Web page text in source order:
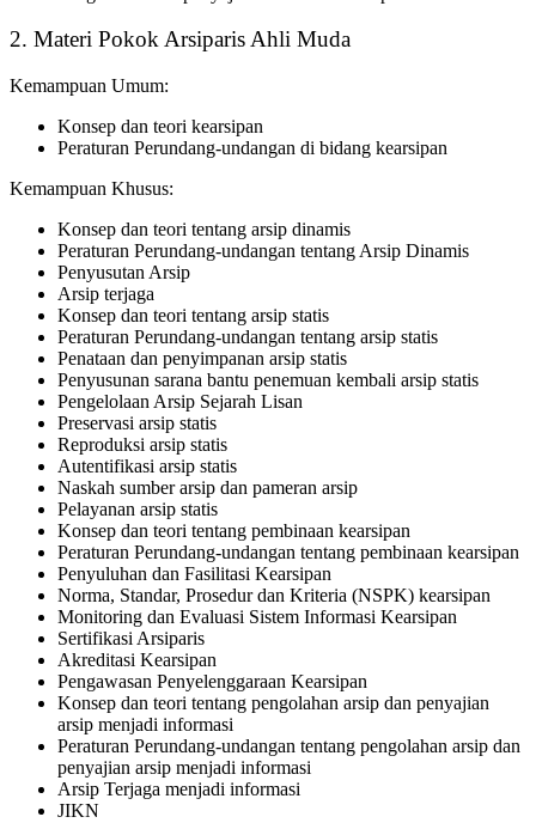
2. Materi Pokok Arsiparis Ahli Muda
Kemampuan Umum:
Konsep dan teori kearsipan
Peraturan Perundang-undangan di bidang kearsipan
Kemampuan Khusus:
Konsep dan teori tentang arsip dinamis
Peraturan Perundang-undangan tentang Arsip Dinamis
Penyusutan Arsip
Arsip terjaga
Konsep dan teori tentang arsip statis
Peraturan Perundang-undangan tentang arsip statis
Penataan dan penyimpanan arsip statis
Penyusunan sarana bantu penemuan kembali arsip statis
Pengelolaan Arsip Sejarah Lisan
Preservasi arsip statis
Reproduksi arsip statis
Autentifikasi arsip statis
Naskah sumber arsip dan pameran arsip
Pelayanan arsip statis
Konsep dan teori tentang pembinaan kearsipan
Peraturan Perundang-undangan tentang pembinaan kearsipan
Penyuluhan dan Fasilitasi Kearsipan
Norma, Standar, Prosedur dan Kriteria (NSPK) kearsipan
Monitoring dan Evaluasi Sistem Informasi Kearsipan
Sertifikasi Arsiparis
Akreditasi Kearsipan
Pengawasan Penyelenggaraan Kearsipan
Konsep dan teori tentang pengolahan arsip dan penyajian
arsip menjadi informasi
Peraturan Perundang-undangan tentang pengolahan arsip dan
penyajian arsip menjadi informasi
Arsip Terjaga menjadi informasi
JIKN